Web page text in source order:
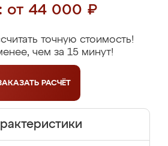
от 44 000 ₽
точную стоимость!
чем за 15 минут!
РАСЧЁТ